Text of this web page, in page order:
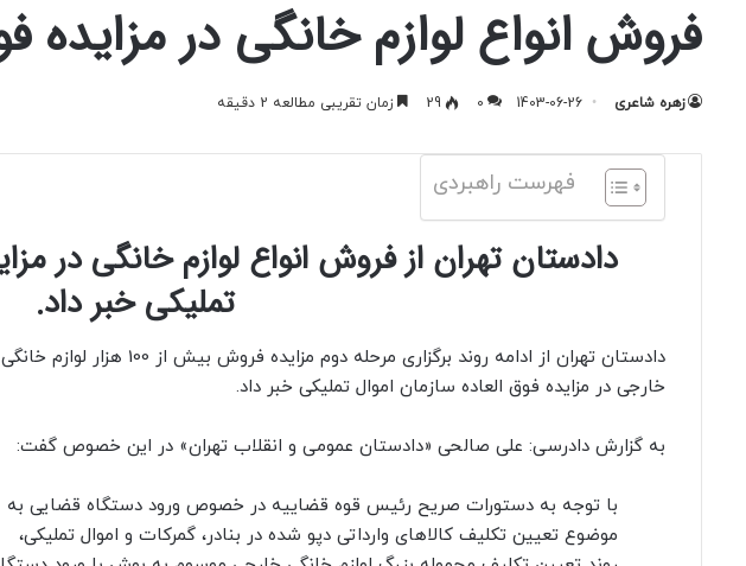
فروش انواع لوازم خانگی در مزایده
زهره شاعری 1403-06-26
0
29 زمان تقریبی مطالعه 2 دقیقه
فهرست راهبردی
دادستان تهران از فروش انواع لوازم خانگی در
تملیکی خبر داد.
دادستان تهران از ادامه روند برگزاری مرحله دوم مزایده فروش بیش از 100 هزار لوازم خانگی
خارجی در مزایده فوق العاده سازمان اموال تملیکی خبر داد.
به گزارش دادرسی: علی صالحی «دادستان عمومی و انقلاب تهران» در این خصوص گفت:
با توجه به دستورات صریح رئیس قوه قضاییه در خصوص ورود دستگاه قضایی به
موضوع تعیین تکلیف کالاهای وارداتی دپو شده در بنادر، گمرکات و اموال تملیکی،